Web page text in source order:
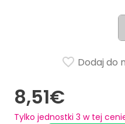
8,51€
Tylko jednostki 3 w tej
Dodaj do